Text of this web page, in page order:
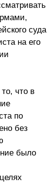
суда
на его
что в
по
без
было